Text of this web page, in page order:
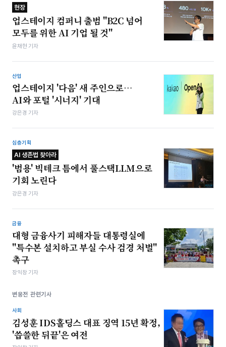
현장
업스테이지 컴퍼니 출범 "B2C 넘어
모두를 위한 AI 기업 될 것"
윤채현 기자
산업
업스테이지 '다음' 새 주인으로…
AI와 포털 '시너지' 기대
강은경 기자
심층기획
AI 생존법 찾아라
'범용' 빅테크 틈에서 풀스택LLM으로
기회 노린다
강은경 기자
금융
대형 금융사기 피해자들 대통령실에
"특수본 설치하고 부실 수사 검경 처벌"
촉구
장익창 기자
변웅전 관련기사
사회
김성훈 IDS홀딩스 대표 징역 15년 확정,
'씁쓸한 뒤끝'은 여전